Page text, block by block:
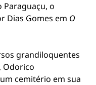
o
Dias Gomes em O
grandiloquentes
Odorico
cemitério em sua